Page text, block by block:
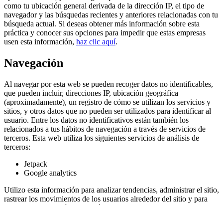
como tu ubicación general derivada de la dirección IP, el tipo de
navegador y las búsquedas recientes y anteriores relacionadas con tu
búsqueda actual. Si deseas obtener más información sobre esta
práctica y conocer sus opciones para impedir que estas empresas
usen esta información, haz clic aquí.
Navegación
Al navegar por esta web se pueden recoger datos no identificables,
que pueden incluir, direcciones IP, ubicación geográfica
(aproximadamente), un registro de cómo se utilizan los servicios y
sitios, y otros datos que no pueden ser utilizados para identificar al
usuario. Entre los datos no identificativos están también los
relacionados a tus hábitos de navegación a través de servicios de
terceros. Esta web utiliza los siguientes servicios de análisis de
terceros:
Jetpack
Google analytics
Utilizo esta información para analizar tendencias, administrar el sitio,
rastrear los movimientos de los usuarios alrededor del sitio y para